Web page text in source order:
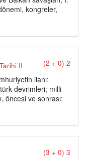
kongreler,
II (2 + 0) 2
ilanı;
devrimleri; milli
öncesi ve sonrası;
(3 + 0) 3